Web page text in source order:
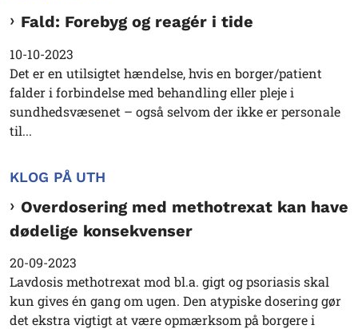
Fald: Forebyg og reagér i tide
10-10-2023
Det er en utilsigtet hændelse, hvis en borger/patient
falder i forbindelse med behandling eller pleje i
sundhedsvæsenet – også selvom der ikke er personale
til...
KLOG PÅ UTH
Overdosering med methotrexat kan have
dødelige konsekvenser
20-09-2023
Lavdosis methotrexat mod bl.a. gigt og psoriasis skal
kun gives én gang om ugen. Den atypiske dosering gør
det ekstra vigtigt at være opmærksom på borgere i